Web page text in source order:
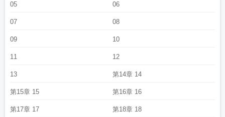
05 06
07 08
09 10
11 12
13 第14章 14
第15章 15 第16章 16
第17章 17 第18章 18